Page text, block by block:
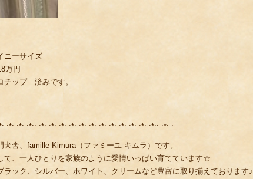
ニーサイズ
万円
チップ 済みです。
舎、famille Kimura（ファミーユ キムラ）です。
て、一人ひとりを家族のように愛情いっぱい育てています☆
ラック、シルバー、ホワイト、クリームなど豊富に取り揃えております♪